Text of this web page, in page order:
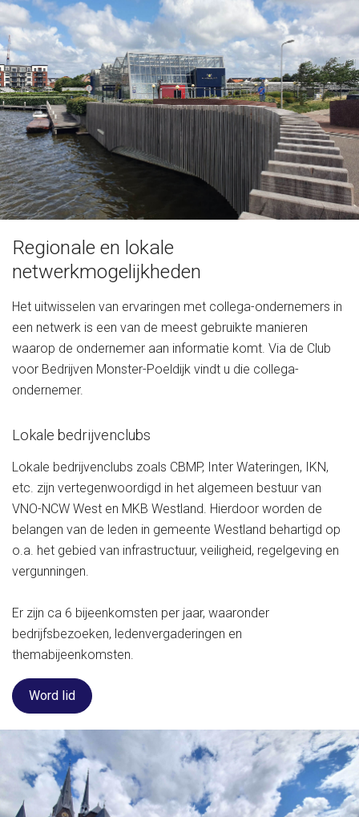
Regionale en lokale
netwerkmogelijkheden
Het uitwisselen van ervaringen met collega-ondernemers in
een netwerk is een van de meest gebruikte manieren
waarop de ondernemer aan informatie komt. Via de Club
voor Bedrijven Monster-Poeldijk vindt u die collega-
ondernemer.
Lokale bedrijvenclubs
Lokale bedrijvenclubs zoals CBMP, Inter Wateringen, IKN,
etc. zijn vertegenwoordigd in het algemeen bestuur van
VNO-NCW West en MKB Westland. Hierdoor worden de
belangen van de leden in gemeente Westland behartigd op
o.a. het gebied van infrastructuur, veiligheid, regelgeving en
vergunningen.
Er zijn ca 6 bijeenkomsten per jaar, waaronder
bedrijfsbezoeken, ledenvergaderingen en
themabijeenkomsten.
Word lid